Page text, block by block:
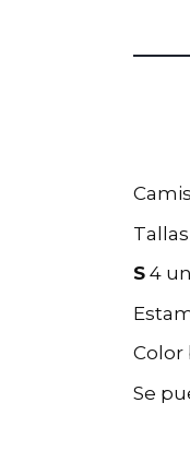
S 4
Color
Se